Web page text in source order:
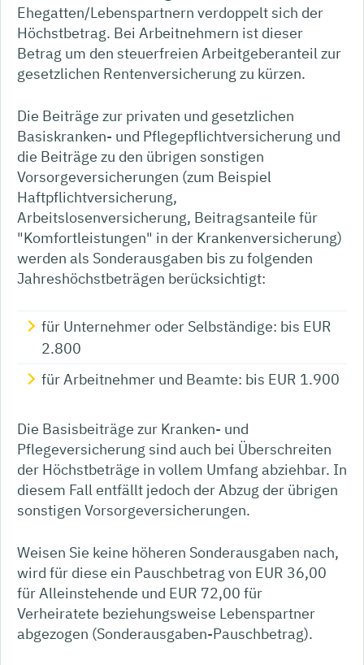
Ehegatten/Lebenspartnern verdoppelt sich der
Höchstbetrag. Bei Arbeitnehmern ist dieser
Betrag um den steuerfreien Arbeitgeberanteil zur
gesetzlichen Rentenversicherung zu kürzen.
Die Beiträge zur privaten und gesetzlichen
Basiskranken- und Pflegepflichtversicherung und
die Beiträge zu den übrigen sonstigen
Vorsorgeversicherungen (zum Beispiel
Haftpflichtversicherung,
Arbeitslosenversicherung, Beitragsanteile für
"Komfortleistungen" in der Krankenversicherung)
werden als Sonderausgaben bis zu folgenden
Jahreshöchstbeträgen berücksichtigt:
für Unternehmer oder Selbständige: bis EUR
2.800
für Arbeitnehmer und Beamte: bis EUR 1.900
Die Basisbeiträge zur Kranken- und
Pflegeversicherung sind auch bei Überschreiten
der Höchstbeträge in vollem Umfang abziehbar. In
diesem Fall entfällt jedoch der Abzug der übrigen
sonstigen Vorsorgeversicherungen.
Weisen Sie keine höheren Sonderausgaben nach,
wird für diese ein Pauschbetrag von EUR 36,00
für Alleinstehende und EUR 72,00 für
Verheiratete beziehungsweise Lebenspartner
abgezogen (Sonderausgaben-Pauschbetrag).